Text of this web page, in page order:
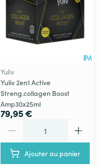
Yuliv
Yuliv 2en1 Active
Streng.collagen Boost
Amp30x25ml
79,95 €
Ajouter au panier